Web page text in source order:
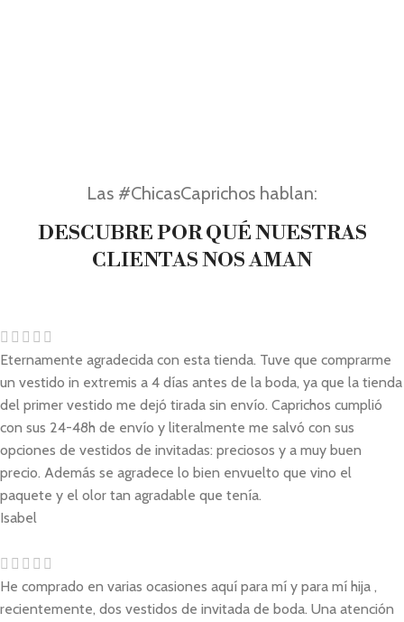
Las #ChicasCaprichos hablan:
DESCUBRE POR QUÉ NUESTRAS
CLIENTAS NOS AMAN
Eternamente agradecida con esta tienda. Tuve que comprarme
un vestido in extremis a 4 días antes de la boda, ya que la tienda
del primer vestido me dejó tirada sin envío. Caprichos cumplió
con sus 24-48h de envío y literalmente me salvó con sus
opciones de vestidos de invitadas: preciosos y a muy buen
precio. Además se agradece lo bien envuelto que vino el
paquete y el olor tan agradable que tenía.
Isabel
He comprado en varias ocasiones aquí para mí y para mí hija ,
recientemente, dos vestidos de invitada de boda. Una atención